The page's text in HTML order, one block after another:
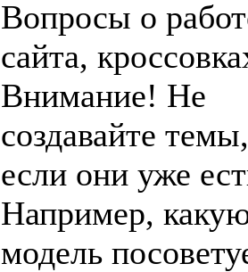
Вопросы о
сайта,
Внимание! Не
создавайте темы,
если они уже
Например,
модель